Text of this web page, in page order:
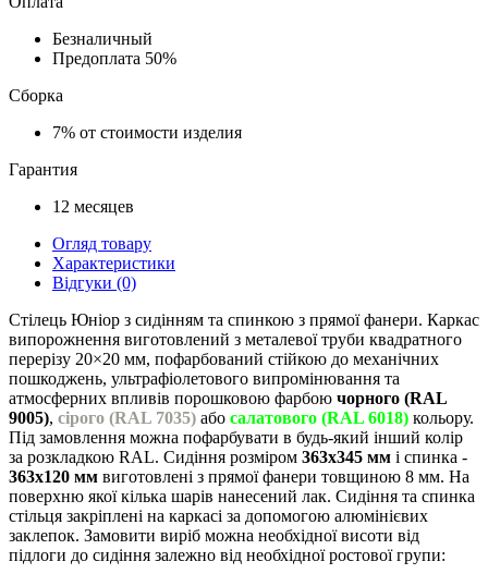
Безналичный
Предоплата 50%
Сборка
7% от стоимости изделия
Гарантия
12 месяцев
Огляд товару
Характеристики
Відгуки (0)
Стілець Юніор з сидінням та спинкою з прямої фанери. Каркас
випорожнення виготовлений з металевої труби квадратного
перерізу 20×20 мм, пофарбований стійкою до механічних
пошкоджень, ультрафіолетового випромінювання та
атмосферних впливів порошковою фарбою чорного (RAL
9005), сірого (RAL 7035) або салатового (RAL 6018) кольору.
Під замовлення можна пофарбувати в будь-який інший колір
за розкладкою RAL. Сидіння розміром 363х345 мм і спинка -
363х120 мм виготовлені з прямої фанери товщиною 8 мм. На
поверхню якої кілька шарів нанесений лак. Сидіння та спинка
стільця закріплені на каркасі за допомогою алюмінієвих
заклепок. Замовити виріб можна необхідної висоти від
підлоги до сидіння залежно від необхідної ростової групи: